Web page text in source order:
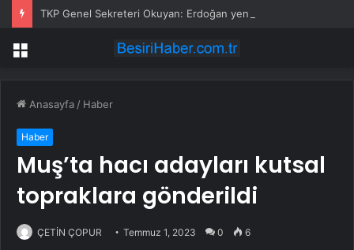
Menü
Anasayfa / Haber
Haber
Muş’ta hacı adayları kutsal
topraklara gönderildi
ÇETİN ÇOPUR Temmuz 1, 2023 0 6